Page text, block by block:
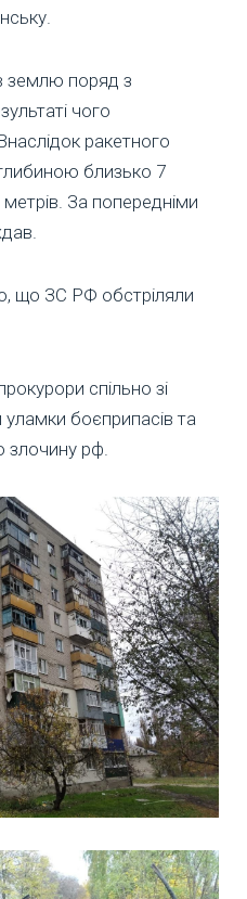
землю поряд з
чого
ракетного
близько 7
За попередніми
що ЗС РФ обстріляли
спільно зі
уламки боєприпасів та
злочину рф.